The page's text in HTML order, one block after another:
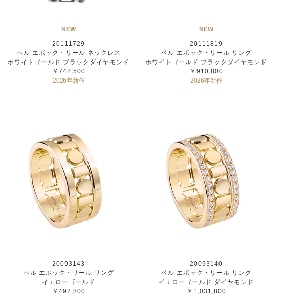
NEW
20111729
ベル エポック・リール ネックレス
ホワイトゴールド ブラックダイヤモンド
￥742,500
2026年新作
NEW
20111819
ベル エポック・リール リング
ホワイトゴールド ブラックダイヤモンド
￥910,800
2026年新作
20093143
ベル エポック・リール リング
イエローゴールド
￥492,800
20093140
ベル エポック・リール リング
イエローゴールド ダイヤモンド
￥1,031,800